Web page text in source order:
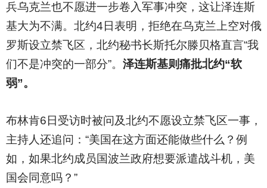
兵乌克兰也不愿进一步卷入军事冲突，这让泽连斯
基大为不满。北约4日表明，拒绝在乌克兰上空对俄
罗斯设立禁飞区，北约秘书长斯托尔滕贝格直言“我
们不是冲突的一部分”。 泽连斯基则痛批北约“软
弱”。
布林肯6日受访时被问及北约不愿设立禁飞区一事，
主持人还追问：“美国在这方面还能做些什么？例
如，如果北约成员国波兰政府想要派遣战斗机，美
国会同意吗？”